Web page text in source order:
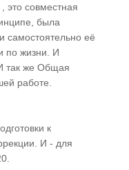
это совместная
была
самостоятельно её
по жизни. И
так же Общая
работе.
к
И - для